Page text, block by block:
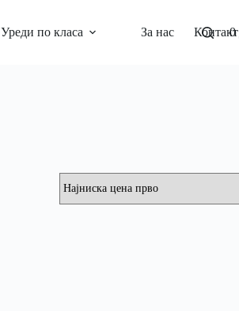
Уреди по класа За нас Контакт
0